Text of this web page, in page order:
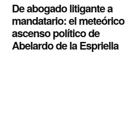
De abogado litigante a
mandatario: el meteórico
ascenso político de
Abelardo de la Espriella